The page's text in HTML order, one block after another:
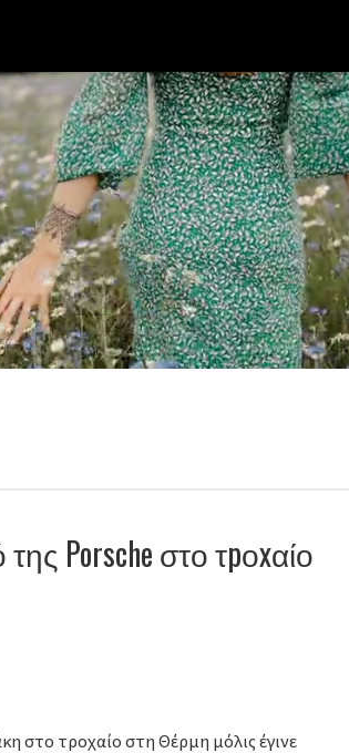
Porsche στο τpοxαίο
στο τροχαίο στη Θέρμη μόλις έγινε